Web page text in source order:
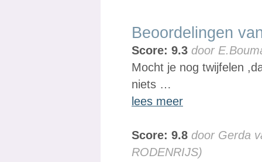
Beoordelingen
Score: 9.3 door
Mocht je nog twijfelen
niets …
lees meer
Score: 9.8 door Gerda
RODENRIJS)